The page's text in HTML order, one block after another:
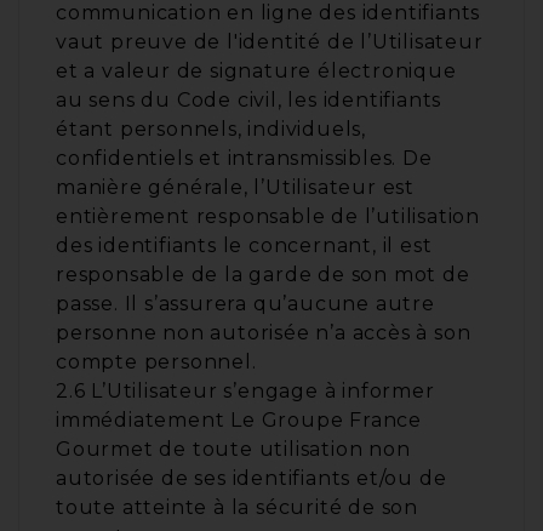
communication en ligne des identifiants
vaut preuve de l'identité de l’Utilisateur
et a valeur de signature électronique
au sens du Code civil, les identifiants
étant personnels, individuels,
confidentiels et intransmissibles. De
manière générale, l’Utilisateur est
entièrement responsable de l’utilisation
des identifiants le concernant, il est
responsable de la garde de son mot de
passe. Il s’assurera qu’aucune autre
personne non autorisée n’a accès à son
compte personnel.
2.6 L’Utilisateur s’engage à informer
immédiatement Le Groupe France
Gourmet de toute utilisation non
autorisée de ses identifiants et/ou de
toute atteinte à la sécurité de son